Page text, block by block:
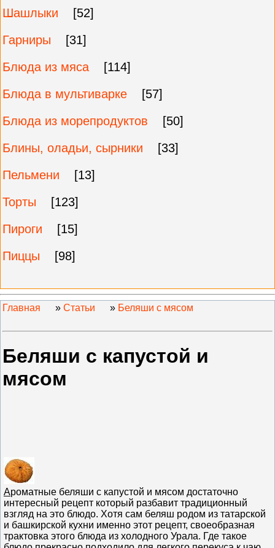
Шашлыки
[52]
Гарниры
[31]
Блюда из мяса
[114]
Блюда в мультиварке
[57]
Блюда из морепродуктов
[50]
Блины, оладьи, сырники
[33]
Пельмени
[13]
Торты
[123]
Пироги
[15]
Пиццы
[98]
Главная » Статьи » Беляши с мясом
Беляши с капустой и
мясом
Ароматные беляши с капустой и мясом достаточно
интересный рецепт который разбавит традиционный
взгляд на это блюдо. Хотя сам беляш родом из татарской
и башкирской кухни именно этот рецепт, своеобразная
трактовка этого блюда из холодного Урала. Где такое